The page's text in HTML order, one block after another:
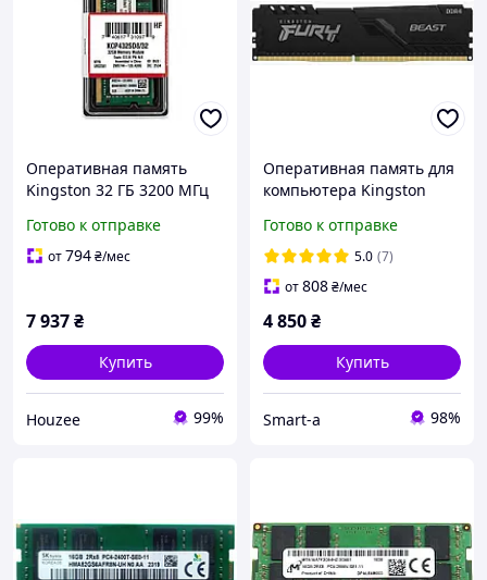
Оперативная память
Kingston 32 ГБ 3200 МГц
ноутбуков и мини-ПК
повышения
Готово к отправке
от794₴/мес
7 937₴
Купить
Houzee 99%
Оперативная память для
компьютера Kingston
Beast Black,
KF432C16BB/16
Готово к отправке
5.0 (7)
от808₴/мес
4 850₴
Купить
Smart-a 98%